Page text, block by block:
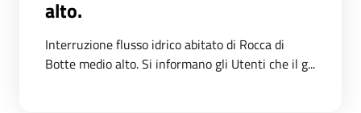
alto.
Interruzione flusso idrico abitato di Rocca di
Botte medio alto. Si informano gli Utenti che il g...